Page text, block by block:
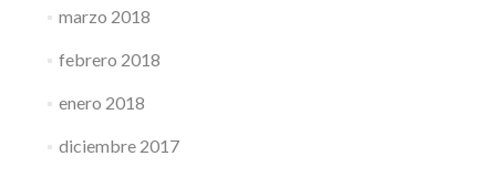
marzo 2018
febrero 2018
enero 2018
diciembre 2017